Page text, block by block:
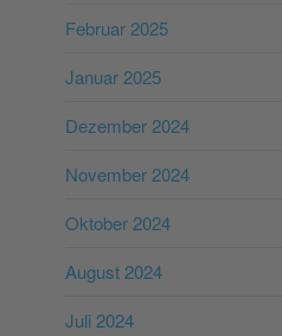
Februar 2025
Januar 2025
Dezember 2024
November 2024
Oktober 2024
August 2024
Juli 2024